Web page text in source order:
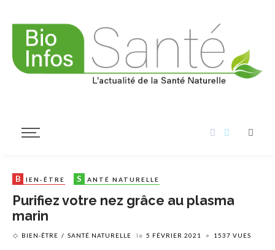
B IEN-ÊTRE S ANTÉ NATURELLE
Purifiez votre nez grâce au plasma
marin
BIEN-ÊTRE SANTÉ NATURELLE le 5 FÉVRIER 2021 1537 VUES